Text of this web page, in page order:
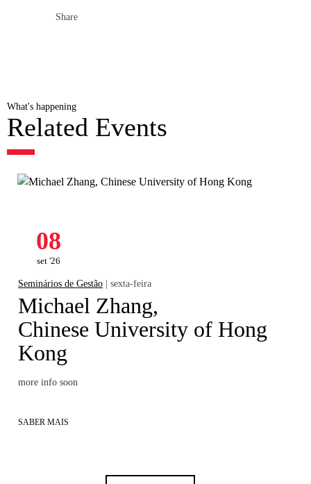
Share
What's happening
Related Events
08
set '26
Seminários de Gestão | sexta-feira
Michael Zhang,
Chinese University of Hong
Kong
more info soon
SABER MAIS